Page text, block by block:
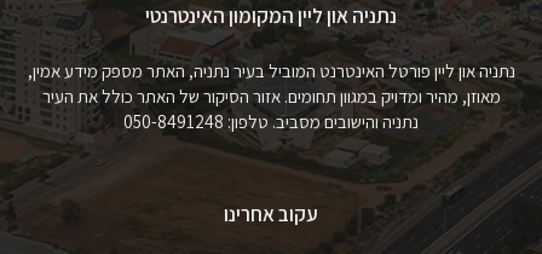
נתניה און ליין המקומון האינטרנטי
נתניה און ליין פורטל האינטרנט המוביל בעיר נתניה, האתר מספק מידע אמין,
מאוזן, מהיר ומדויק במגוון תחומים. אזור הסיקור של האתר כולל את העיר
נתניה והישובים מסביב. טלפון: 050-8491248
עקוב אחרינו